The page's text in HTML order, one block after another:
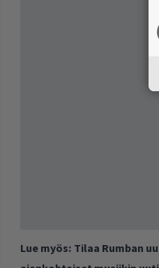
Lue myös: Tilaa Rumban